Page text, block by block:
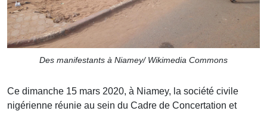
Des manifestants à Niamey/ Wikimedia Commons
Ce dimanche 15 mars 2020, à Niamey, la société civile
nigérienne réunie au sein du Cadre de Concertation et